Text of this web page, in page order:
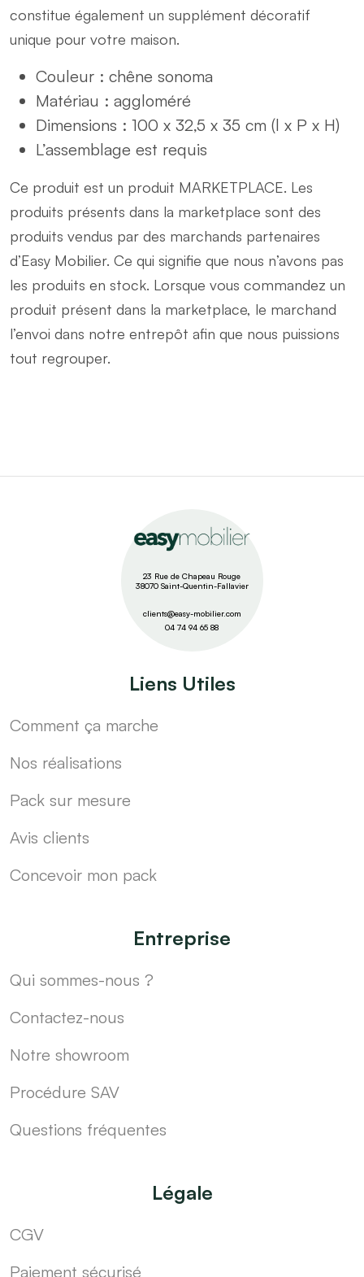
constitue également un supplément décoratif
unique pour votre maison.
Couleur : chêne sonoma
Matériau : aggloméré
Dimensions : 100 x 32,5 x 35 cm (l x P x H)
L’assemblage est requis
Ce produit est un produit MARKETPLACE. Les
produits présents dans la marketplace sont des
produits vendus par des marchands partenaires
d’Easy Mobilier. Ce qui signifie que nous n’avons pas
les produits en stock. Lorsque vous commandez un
produit présent dans la marketplace, le marchand
l’envoi dans notre entrepôt afin que nous puissions
tout regrouper.
23 Rue de Chapeau Rouge
38070 Saint-Quentin-Fallavier
clients@easy-mobilier.com
04 74 94 65 88
Liens Utiles
Comment ça marche
Nos réalisations
Pack sur mesure
Avis clients
Concevoir mon pack
Entreprise
Qui sommes-nous ?
Contactez-nous
Notre showroom
Procédure SAV
Questions fréquentes
Légale
CGV
Paiement sécurisé